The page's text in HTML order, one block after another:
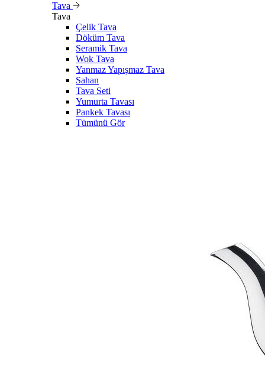
Tava
Tava
Çelik Tava
Döküm Tava
Seramik Tava
Wok Tava
Yanmaz Yapışmaz Tava
Sahan
Tava Seti
Yumurta Tavası
Pankek Tavası
Tümünü Gör